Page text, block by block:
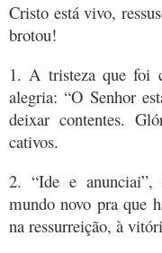
Cristo está vivo,
brotou!
1. A tristeza que foi
alegria: “O Senhor
deixar contentes.
cativos.
2. “Ide e anunciai”,
mundo novo pra que
na ressurreição, à